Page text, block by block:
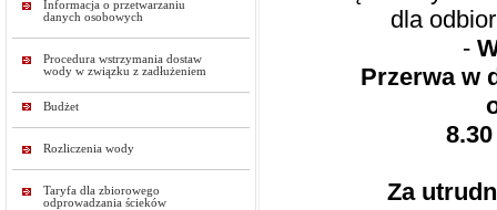
Informacja o przetwarzaniu
danych osobowych
Procedura wstrzymania dostaw
wody w związku z zadłużeniem
Budżet
Rozliczenia wody
Taryfa dla zbiorowego
odprowadzania ścieków
dla
-
Przerwa w
Za